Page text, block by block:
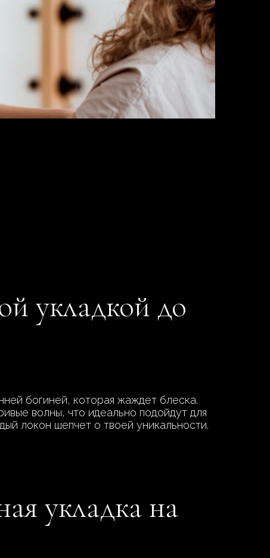
укладкой до
богиней, которая жаждет блеска.
волны, что идеально подойдут для
локон шепчет о твоей уникальности.
укладка на